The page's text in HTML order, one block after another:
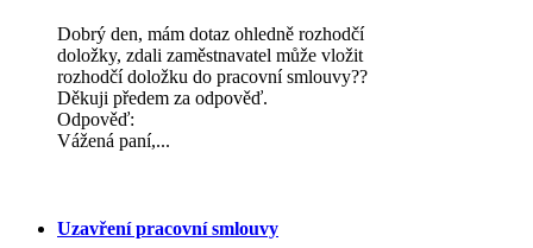
Dobrý den, mám dotaz ohledně rozhodčí
doložky, zdali zaměstnavatel může vložit
rozhodčí doložku do pracovní smlouvy??
Děkuji předem za odpověď.
Odpověď:
Vážená paní,...
Uzavření pracovní smlouvy